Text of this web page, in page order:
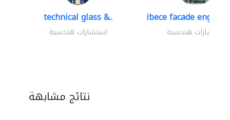
technical glass &..
استشارات هندسية
ibece facade
استشارات هندسية
نتائج مشابهة